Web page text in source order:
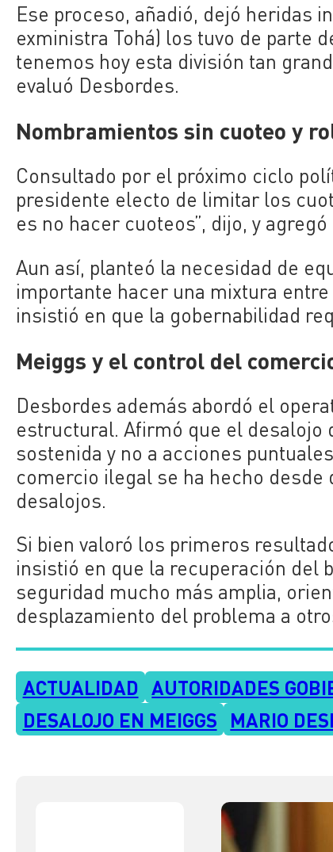
Ese proceso, añadió, dejó heridas
exministra Tohá) los tuvo de parte
tenemos hoy esta división tan
evaluó Desbordes.
Nombramientos sin cuoteo y
Consultado por el próximo ciclo
presidente electo de limitar los
es no hacer cuoteos”, dijo, y
Aun así, planteó la necesidad de
importante hacer una mixtura
insistió en que la gobernabilidad
Meiggs y el control del
Desbordes además abordó el
estructural. Afirmó que el desalojo
sostenida y no a acciones
comercio ilegal se ha hecho
desalojos.
Si bien valoró los primeros
insistió en que la recuperación del
seguridad mucho más amplia,
desplazamiento del problema a
ACTUALIDAD AUTORIDADES
DESALOJO EN MEIGGS
MARIO